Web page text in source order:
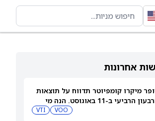
אחרונות
מיקרו קומפיוטר תדווח על תוצאות
הרבעון הרביעי ב-11 באוגוסט. הנה מי
VOO
VTI